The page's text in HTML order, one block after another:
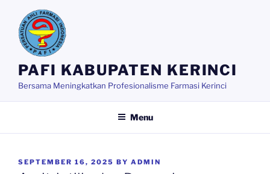
content
PAFI KABUPATEN KERINCI
Bersama Meningkatkan Profesionalisme Farmasi Kerinci
Menu
POSTED
ON
SEPTEMBER 16, 2025 BY ADMIN